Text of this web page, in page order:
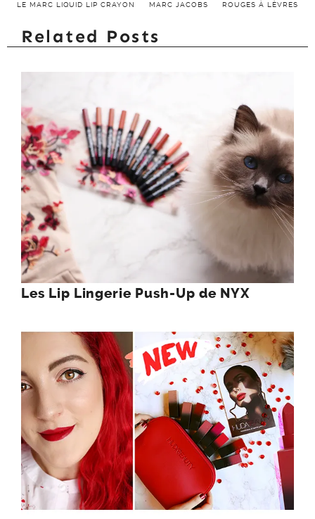
LE MARC LIQUID LIP CRAYON MARC JACOBS ROUGES À LÈVRES
Related Posts
Les Lip Lingerie Push-Up de NYX